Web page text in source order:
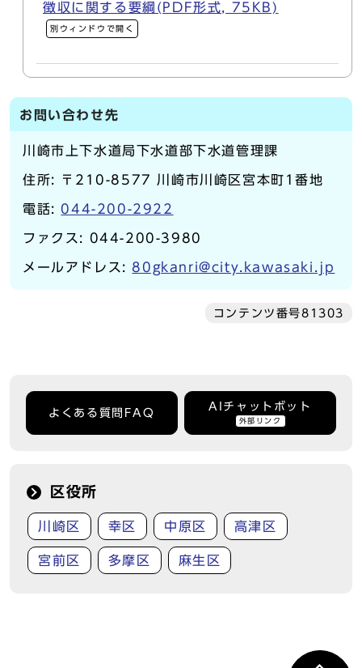
徴収に関する要綱(PDF形式, 75KB)
別ウィンドウで開く
お問い合わせ先
川崎市上下水道局下水道部下水道管理課
住所: 〒210-8577 川崎市川崎区宮本町1番地
電話: 044-200-2922
ファクス: 044-200-3980
メールアドレス:80gkanri@city.kawasaki.jp
コンテンツ番号81303
よくある質問FAQ
AIチャットボット
外部リンク
区役所
川崎区 幸区 中原区 高津区
宮前区 多摩区 麻生区